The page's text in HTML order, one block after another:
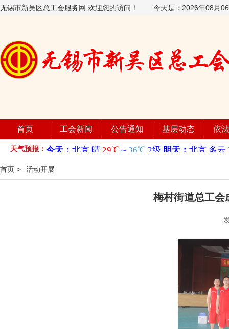
无锡市新吴区总工会服务网 欢迎您的访问！ 今天是： 2026年08月
首页 工会新闻 公告通知 基层动态 依
天气预报：
首页 > 活动开展
梅村街道总工会